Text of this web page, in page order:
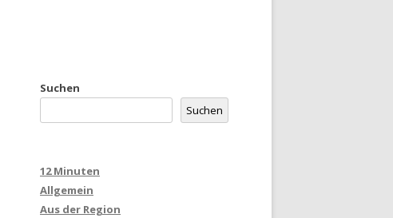
Suchen
Suchen
12 Minuten
Allgemein
Aus der Region